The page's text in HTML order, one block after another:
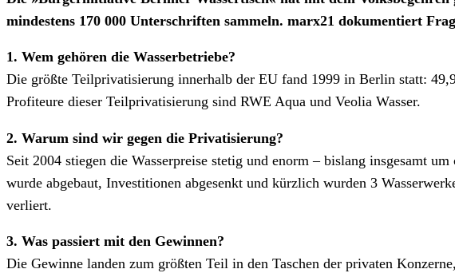
mindestens 170 000 Unterschriften sammeln. marx21 dokumentiert
1. Wem gehören die Wasserbetriebe?
Die größte Teilprivatisierung innerhalb der EU fand 1999 in Berlin statt:
Profiteure dieser Teilprivatisierung sind RWE Aqua und Veolia Wasser.
2. Warum sind wir gegen die Privatisierung?
Seit 2004 stiegen die Wasserpreise stetig und enorm – bislang insgesamt
wurde abgebaut, Investitionen abgesenkt und kürzlich wurden 3
verliert.
3. Was passiert mit den Gewinnen?
Die Gewinne landen zum größten Teil in den Taschen der privaten